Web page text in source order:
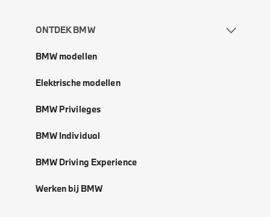
ONTDEK BMW
BMW modellen
Elektrische modellen
BMW Privileges
BMW Individual
BMW Driving Experience
Werken bij BMW